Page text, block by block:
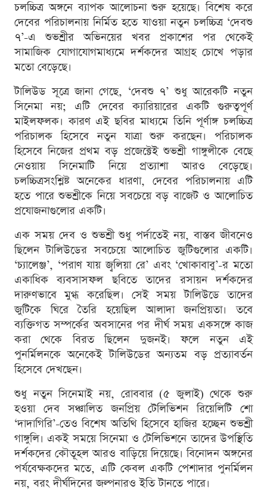
চলচ্চিত্র অঙ্গনে ব্যাপক আলোচনা শুরু হয়েছে। বিশেষ করে
দেবের পরিচালনায় নির্মিত হতে যাওয়া নতুন চলচ্চিত্র ‘দেবশু
৭’-এ শুভশ্রীর অভিনয়ের খবর প্রকাশের পর থেকেই
সামাজিক যোগাযোগমাধ্যমে দর্শকদের আগ্রহ চোখে পড়ার
মতো বেড়েছে।
টালিউড সূত্রে জানা গেছে, ‘দেবশু ৭’ শুধু আরেকটি নতুন
সিনেমা নয়; এটি দেবের ক্যারিয়ারের একটি গুরুত্বপূর্ণ
মাইলফলক। কারণ এই ছবির মাধ্যমে তিনি পূর্ণাঙ্গ চলচ্চিত্র
পরিচালক হিসেবে নতুন যাত্রা শুরু করছেন। পরিচালক
হিসেবে নিজের প্রথম বড় প্রজেক্টেই শুভশ্রী গাঙ্গুলীকে বেছে
নেওয়ায় সিনেমাটি নিয়ে প্রত্যাশা আরও বেড়েছে।
চলচ্চিত্রসংশ্লিষ্ট অনেকের ধারণা, দেবের পরিচালনায় এটি
হতে পারে শুভশ্রীকে নিয়ে সবচেয়ে বড় বাজেট ও আলোচিত
প্রযোজনাগুলোর একটি।
এক সময় দেব ও শুভশ্রী শুধু পর্দাতেই নয়, বাস্তব জীবনেও
ছিলেন টালিউডের সবচেয়ে আলোচিত জুটিগুলোর একটি।
‘চ্যালেঞ্জ’, ‘পরাণ যায় জ্বলিয়া রে’ এবং ‘খোকাবাবু’-র মতো
একাধিক ব্যবসাসফল ছবিতে তাদের রসায়ন দর্শকদের
দারুণভাবে মুগ্ধ করেছিল। সেই সময় টালিউডে তাদের
জুটিকে ঘিরে তৈরি হয়েছিল আলাদা জনপ্রিয়তা। তবে
ব্যক্তিগত সম্পর্কের অবসানের পর দীর্ঘ সময় একসঙ্গে কাজ
করা থেকে বিরত ছিলেন দুজনই। ফলে নতুন এই
পুনর্মিলনকে অনেকেই টালিউডের অন্যতম বড় প্রত্যাবর্তন
হিসেবে দেখছেন।
শুধু নতুন সিনেমাই নয়, রোববার (৫ জুলাই) থেকে শুরু
হওয়া দেব সঞ্চালিত জনপ্রিয় টেলিভিশন রিয়েলিটি শো
‘দাদাগিরি’-তেও বিশেষ অতিথি হিসেবে হাজির হচ্ছেন শুভশ্রী
গাঙ্গুলি। একই সময়ে সিনেমা ও টেলিভিশনে তাদের উপস্থিতি
দর্শকদের কৌতূহল আরও বাড়িয়ে দিয়েছে। বিনোদন অঙ্গনের
পর্যবেক্ষকদের মতে, এটি কেবল একটি পেশাদার পুনর্মিলন
নয়, বরং দীর্ঘদিনের জল্পনারও ইতি টানতে পারে।